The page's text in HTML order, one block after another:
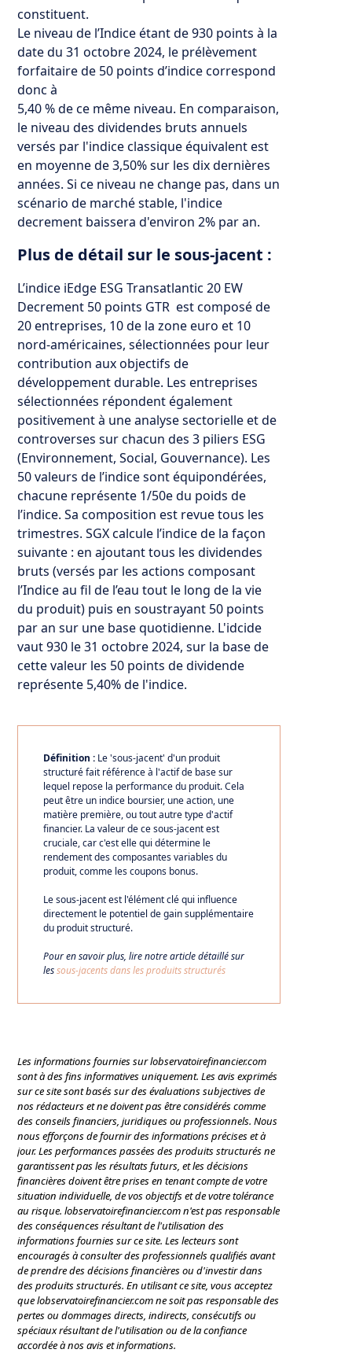
constituent.
Le niveau de l’Indice étant de 930 points à la
date du 31 octobre 2024, le prélèvement
forfaitaire de 50 points d’indice correspond
donc à
5,40 % de ce même niveau. En comparaison,
le niveau des dividendes bruts annuels
versés par l'indice classique équivalent est
en moyenne de 3,50% sur les dix dernières
années. Si ce niveau ne change pas, dans un
scénario de marché stable, l'indice
decrement baissera d'environ 2% par an.
Plus de détail sur le sous-jacent :
L’indice iEdge ESG Transatlantic 20 EW
Decrement 50 points GTR est composé de
20 entreprises, 10 de la zone euro et 10
nord-américaines, sélectionnées pour leur
contribution aux objectifs de
développement durable. Les entreprises
sélectionnées répondent également
positivement à une analyse sectorielle et de
controverses sur chacun des 3 piliers ESG
(Environnement, Social, Gouvernance). Les
50 valeurs de l’indice sont équipondérées,
chacune représente 1/50e du poids de
l’indice. Sa composition est revue tous les
trimestres. SGX calcule l’indice de la façon
suivante : en ajoutant tous les dividendes
bruts (versés par les actions composant
l’Indice au fil de l’eau tout le long de la vie
du produit) puis en soustrayant 50 points
par an sur une base quotidienne. L'idcide
vaut 930 le 31 octobre 2024, sur la base de
cette valeur les 50 points de dividende
représente 5,40% de l'indice.
Définition : Le 'sous-jacent' d'un produit
structuré fait référence à l'actif de base sur
lequel repose la performance du produit. Cela
peut être un indice boursier, une action, une
matière première, ou tout autre type d'actif
financier. La valeur de ce sous-jacent est
cruciale, car c'est elle qui détermine le
rendement des composantes variables du
produit, comme les coupons bonus.
Le sous-jacent est l'élément clé qui influence
directement le potentiel de gain supplémentaire
du produit structuré.
Pour en savoir plus, lire notre article détaillé sur
lessous-jacents dans les produits structurés
Les informations fournies sur lobservatoirefinancier.com
sont à des fins informatives uniquement. Les avis exprimés
sur ce site sont basés sur des évaluations subjectives de
nos rédacteurs et ne doivent pas être considérés comme
des conseils financiers, juridiques ou professionnels. Nous
nous efforçons de fournir des informations précises et à
jour. Les performances passées des produits structurés ne
garantissent pas les résultats futurs, et les décisions
financières doivent être prises en tenant compte de votre
situation individuelle, de vos objectifs et de votre tolérance
au risque. lobservatoirefinancier.com n'est pas responsable
des conséquences résultant de l'utilisation des
informations fournies sur ce site. Les lecteurs sont
encouragés à consulter des professionnels qualifiés avant
de prendre des décisions financières ou d'investir dans
des produits structurés. En utilisant ce site, vous acceptez
que lobservatoirefinancier.com ne soit pas responsable des
pertes ou dommages directs, indirects, consécutifs ou
spéciaux résultant de l'utilisation ou de la confiance
accordée à nos avis et informations.